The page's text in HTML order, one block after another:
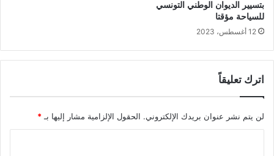
بتسيير الديوان الوطني التونسي
للسياحة مؤقتا
12 أغسطس، 2023
اترك تعليقاً
لن يتم نشر عنوان بريدك الإلكتروني. الحقول الإلزامية مشار إليها بـ *